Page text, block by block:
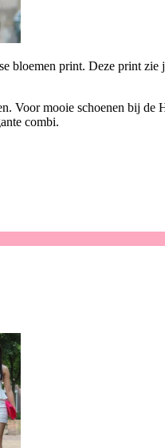
bloemen print. Deze print
mooie schoenen bij de
combi.